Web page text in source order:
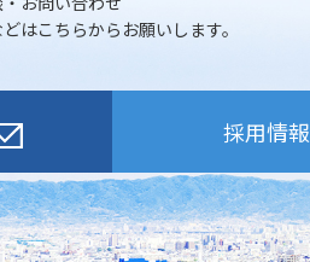
はこちらからお願いします。
採用情報